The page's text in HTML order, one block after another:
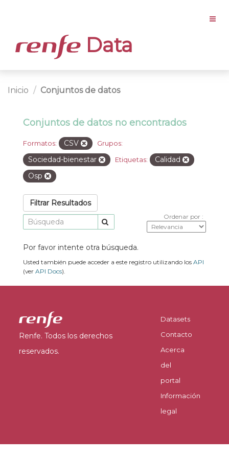
Data
Inicio Conjuntos de datos
Conjuntos de datos no encontrados
Formatos: CSV Grupos:
Sociedad-bienestar Etiquetas:
Calidad
Osp
Filtrar Resultados
Ordenar por
Por favor intente otra búsqueda.
Usted también puede acceder a este registro utilizando los API
(ver API Docs).
Renfe. Todos los derechos
reservados.
Datasets
Contacto
Acerca
del
portal
Información
legal